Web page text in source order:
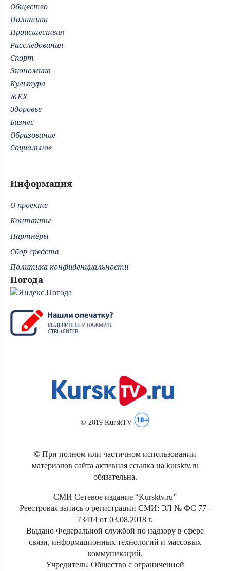
Общество
Политика
Происшествия
Расследования
Спорт
Экономика
Культура
ЖКХ
Здоровье
Бизнес
Образование
Социальное
Информация
О проекте
Контакты
Партнёры
Сбор средств
Политика конфиденциальности
Погода
© 2019 KurskTV
© При полном или частичном использовании
материалов сайта активная ссылка на kursktv.ru
обязательна.
СМИ Сетевое издание “Kursktv.ru”
Реестровая запись о регистрации СМИ: ЭЛ № ФС 77 -
73414 от 03.08.2018 г.
Выдано Федеральной службой по надзору в сфере
связи, информационных технологий и массовых
коммуникаций.
Учредитель: Общество с ограниченной